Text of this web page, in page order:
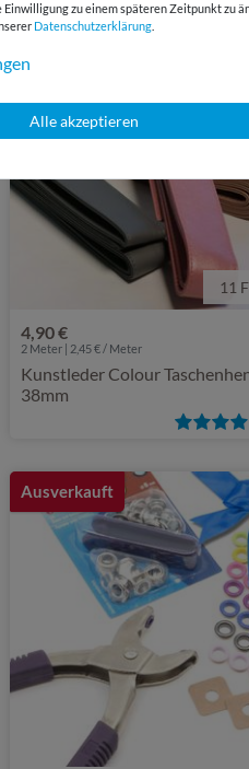
11
4,90 €
2 Meter | 2,45 € / Meter
Kunstleder Colour
38mm
Ausverkauft
zu einem späteren Zeitpunkt zu
Daten­schutz­erklärung
Alle akzeptieren